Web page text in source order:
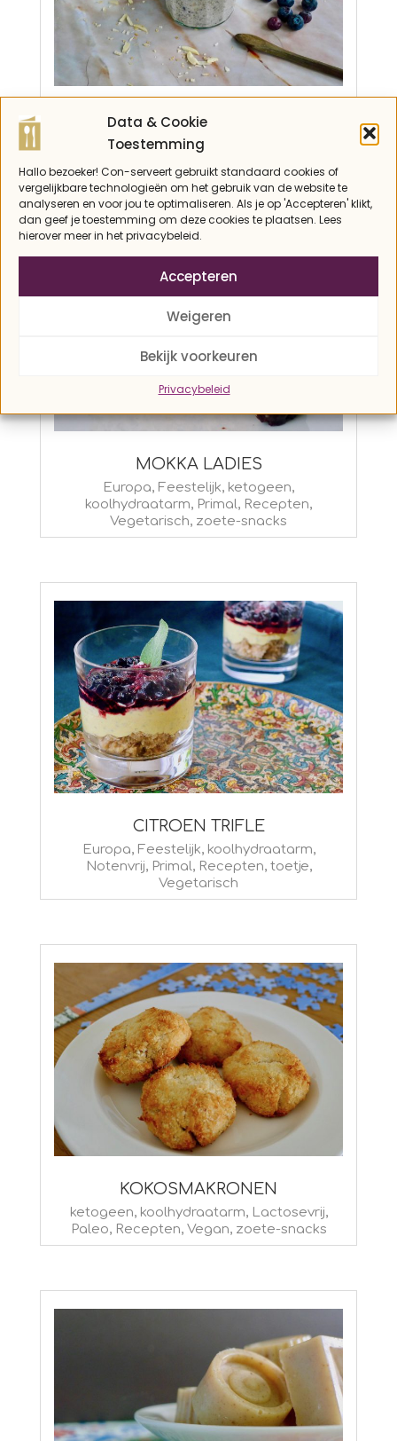
Data & Cookie
Toestemming
Hallo bezoeker! Con-serveert gebruikt standaard cookies of
vergelijkbare technologieën om het gebruik van de website te
analyseren en voor jou te optimaliseren. Als je op 'Accepteren' klikt,
dan geef je toestemming om deze cookies te plaatsen. Lees
hierover meer in het privacybeleid.
Accepteren
Weigeren
Bekijk voorkeuren
Privacybeleid
BOSVRUCHTEN CHIA ONTBIJT
12
koolhydraatarm,Lactosevrij
MOKKA LADIES
Europa, Feestelijk, ketogeen,
koolhydraatarm, Primal, Recepten,
Vegetarisch, zoete-snacks
CITROEN TRIFLE
2020-Europa, Feestelijk, koolhydraatarm,
Notenvrij, Primal, Recepten, toetje,
Vegetarisch
KOKOSMAKRONEN
2020-
03-
ketogeen, koolhydraatarm, Lactosevrij,
Paleo, Recepten, Vegan, zoete-snacks